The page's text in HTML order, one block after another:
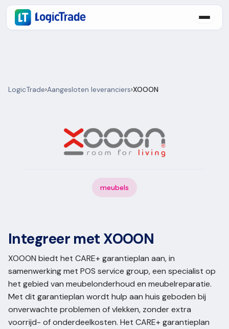
LogicTrade›Aangesloten leveranciers›XOOON
meubels
Integreer met XOOON
XOOON biedt het CARE+ garantieplan aan, in
samenwerking met POS service group, een specialist op
het gebied van meubelonderhoud en meubelreparatie.
Met dit garantieplan wordt hulp aan huis geboden bij
onverwachte problemen of vlekken, zonder extra
voorrijd- of onderdeelkosten. Het CARE+ garantieplan